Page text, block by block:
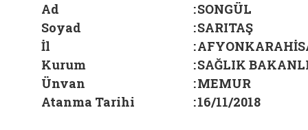
Ad
:SONGÜL
Soyad
:SARITAŞ
İl
:
Kurum
:SAĞLIK
Ünvan
:MEMUR
Atanma Tarihi
:16/11/2018